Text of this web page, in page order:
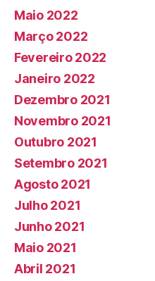
Maio 2022
Março 2022
Fevereiro 2022
Janeiro 2022
Dezembro 2021
Novembro 2021
Outubro 2021
Setembro 2021
Agosto 2021
Julho 2021
Junho 2021
Maio 2021
Abril 2021